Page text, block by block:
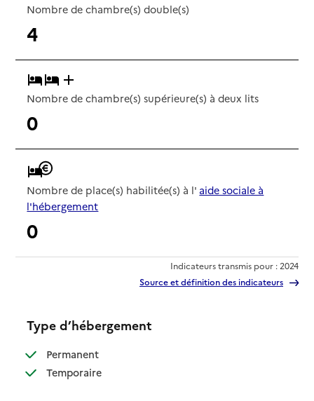
Nombre de chambre(s) double(s)
4
Nombre de chambre(s) supérieure(s) à deux lits
0
Nombre de place(s) habilitée(s) à l' aide sociale à
l'hébergement
0
Indicateurs transmis pour : 2024
Source et définition des indicateurs
Type d’hébergement
Permanent: disponible
Temporaire: disponible